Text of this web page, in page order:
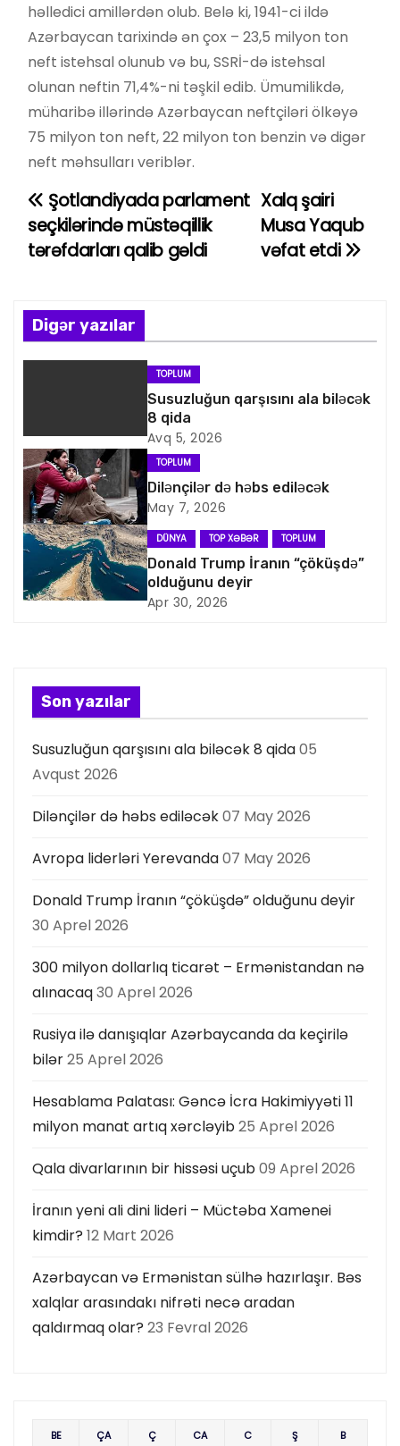
həlledici amillərdən olub. Belə ki, 1941-ci ildə
Azərbaycan tarixində ən çox – 23,5 milyon ton
neft istehsal olunub və bu, SSRİ-də istehsal
olunan neftin 71,4%-ni təşkil edib. Ümumilikdə,
müharibə illərində Azərbaycan neftçiləri ölkəyə
75 milyon ton neft, 22 milyon ton benzin və digər
neft məhsulları veriblər.
Y
a
ı
n
v
i
q
a
s
a
ı
Xalq şairi
Musa Yaqub
vəfat etdi
Şotlandiyada parlament
seçkilərində müstəqillik
tərəfdarları qalib gəldi
Digər yazılar
TOPLUM
Susuzluğun qarşısını ala biləcək
8 qida
Avq 5, 2026
TOPLUM
Dilənçilər də həbs ediləcək
May 7, 2026
DÜNYA TOP XƏBƏR TOPLUM
Donald Trump İranın “çöküşdə”
olduğunu deyir
Apr 30, 2026
Son yazılar
Susuzluğun qarşısını ala biləcək 8 qida05
Avqust 2026
Dilənçilər də həbs ediləcək07 May 2026
Avropa liderləri Yerevanda07 May 2026
Donald Trump İranın “çöküşdə” olduğunu deyir
30 Aprel 2026
300 milyon dollarlıq ticarət – Ermənistandan nə
alınacaq30 Aprel 2026
Rusiya ilə danışıqlar Azərbaycanda da keçirilə
bilər25 Aprel 2026
Hesablama Palatası: Gəncə İcra Hakimiyyəti 11
milyon manat artıq xərcləyib25 Aprel 2026
Qala divarlarının bir hissəsi uçub09 Aprel 2026
İranın yeni ali dini lideri – Müctəba Xamenei
kimdir? 12 Mart 2026
Azərbaycan və Ermənistan sülhə hazırlaşır. Bəs
xalqlar arasındakı nifrəti necə aradan
qaldırmaq olar? 23 Fevral 2026
BE ÇA Ç CA C Ş B